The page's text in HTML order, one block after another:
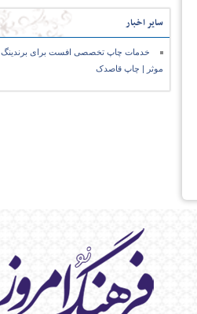
سایر اخبار
خدمات چاپ تخصصی افست برای برندینگ
موثر | چاپ قاصدک